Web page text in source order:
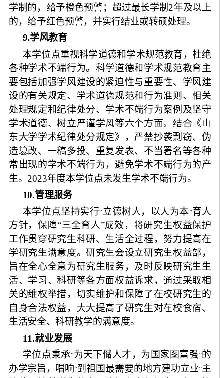
学制的，给予橙色预警；超过最长学制 2年及以上
的，给予红色预警，并实行结业或转硕处理。
9.学风教育
本学位点重视科学道德和学术规范教育，杜绝
各种学术不端行为。科学道德和学术规范教育主
要包括加强学风建设的紧迫性与重要性、学风建
设的有关规定、学术道德规范和行为准则、相关
处理规定和纪律处分、学术不端行为案例及坚守
学术道德、树立严谨学风等六个方面。结合《山
东大学学术纪律处分规定》，严禁抄袭剽窃、伪
造篡改、一稿多投、重复发表、不当署名等各种
常出现的学术不端行为，避免学术不端行为的产
生。 2023年度本学位点未发生学术不端行为。
10.管理服务
本学位点坚持实行“立德树人，以人为本”育人
方针，保障“三全育人”成效，将研究生权益保护
工作贯穿研究生科研、生活全过程，努力提高在
学研究生满意度。研究生会设立研究生权益部，
旨在全心全意为研究生服务，及时反映研究生生
活、学习、科研等各方面权益诉求，通过采取相
关的维权举措，切实维护和保障了在校研究生的
自身合法权益，大大提高了研究生对在校食宿、
生活安全、科研教学的满意度。
11.就业发展
学位点秉承“为天下储人才，为国家图富强”的
办学宗旨，唱响“到祖国最需要的地方建功立业”主